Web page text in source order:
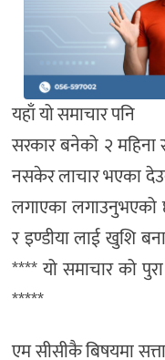
यहाँ यो समाचार पनि
सरकार बनेको २ महिना
नसकेर लाचार भएका
लगाएका लगाउनुभएको
र इण्डीया लाई खुशि
**** यो समाचार को
*****
एम सीसीकै बिषयमा